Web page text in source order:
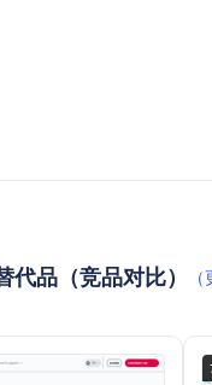
品（竞品对比）